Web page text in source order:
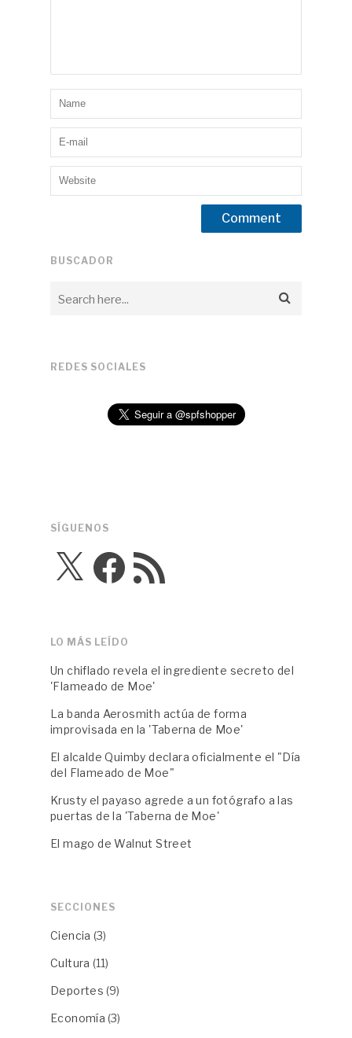
BUSCADOR
REDES SOCIALES
SÍGUENOS
X FacebookFeed
RSS
LO MÁS LEÍDO
Un chiflado revela el ingrediente secreto del
'Flameado de Moe'
La banda Aerosmith actúa de forma
improvisada en la 'Taberna de Moe'
El alcalde Quimby declara oficialmente el "Día
del Flameado de Moe"
Krusty el payaso agrede a un fotógrafo a las
puertas de la 'Taberna de Moe'
El mago de Walnut Street
SECCIONES
Ciencia (3)
Cultura (11)
Deportes (9)
Economía (3)